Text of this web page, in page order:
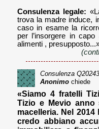
Consulenza legale:
trova la madre induce,
caso in esame la
per l’insorgere in
alimenti ,
Consulenza
Anonimo chiede
«Siamo 4 fratelli
Tizio e Mevio anno
macelleria. Nel
credo abbiano